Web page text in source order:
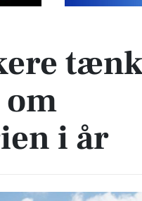
sommerferien i år
om
i år